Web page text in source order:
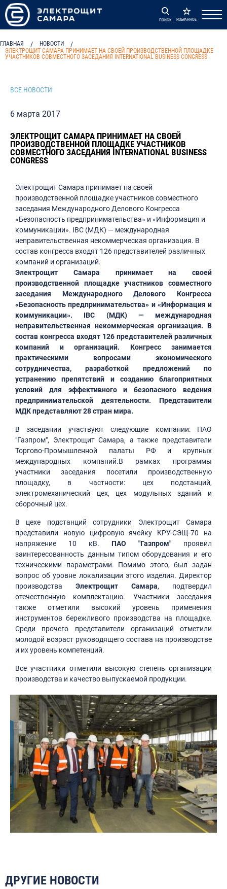
ПОИСК ИЗБРАННОЕ
ГЛАВНАЯ / НОВОСТИ /
ЭЛЕКТРОЩИТ САМАРА ПРИНИМАЕТ НА СВОЕЙ ПРОИЗВОДСТВЕННОЙ ПЛОЩАДКЕ
УЧАСТНИКОВ СОВМЕСТНОГО ЗАСЕДАНИЯ INTERNATIONAL BUSINESS CONGRESS
ВСЕ НОВОСТИ
6 марта 2017
ЭЛЕКТРОЩИТ САМАРА ПРИНИМАЕТ НА СВОЕЙ
ПРОИЗВОДСТВЕННОЙ ПЛОЩАДКЕ УЧАСТНИКОВ
СОВМЕСТНОГО ЗАСЕДАНИЯ INTERNATIONAL BUSINESS
CONGRESS
Электрощит Самара принимает на своей
производственной площадке участников совместного
заседания Международного Делового Конгресса
«Безопасность предпринимательства» и «Информация и
коммуникации». IBC (МДК) — международная
неправительственная некоммерческая организация. В
состав конгресса входят 126 представителей различных
компаний и организаций.
Электрощит Самара принимает на своей
производственной площадке участников совместного
заседания Международного Делового Конгресса
«Безопасность предпринимательства» и «Информация и
коммуникации». IBC (МДК) — международная
неправительственная некоммерческая организация. В
состав конгресса входят 126 представителей различных
компаний и организаций. Конгресс занимается
практическими вопросами экономического
сотрудничества, разработкой предложений по
устранению препятствий и созданию благоприятных
условий для эффективного и безопасного ведения
предпринимательской деятельности. Представители
МДК представляют 28 стран мира.
В заседании участвуют следующие компании: ПАО
"Газпром", Электрощит Самара, а также представители
Торгово-Промышленной палаты РФ и крупных
международных компаний.В рамках программы
участники заседания посетили производственную
площадку, в частности: цех подстанций,
электромеханический цех, цех модульных зданий и
сборочный цех.
В цехе подстанций сотрудники Электрощит Самара
представили новую цифровую ячейку КРУ-СЭЩ-70 на
напряжение 10 кВ. ПАО "Газпром" проявил
заинтересованность данным типом оборудования и его
техническими параметрами. Помимо этого, был задан
вопрос об уровне локализации этого изделия. Директор
производства Электрощит Самара, подтвердил
отечественную комплектацию. Участники заседания
также отметили высокий уровень применения
инструментов бережливого производства на площадке.
Среди прочего представители организаций отметили
молодой возраст руководящего состава на производстве
и их уровень компетенций.
Все участники отметили высокую степень организации
производства и качество выпускаемой продукции.
ДРУГИЕ НОВОСТИ